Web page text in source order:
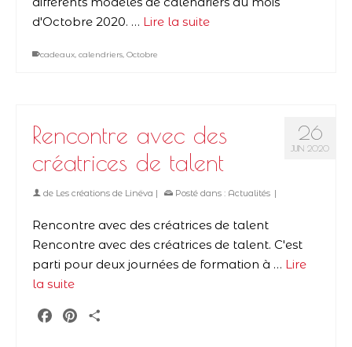
d'Octobre 2020. … Lire la suite
cadeaux, calendriers, Octobre
26
JUIN 2020
Rencontre avec des
créatrices de talent
de Les créations de Linëva | Posté dans : Actualités |
Rencontre avec des créatrices de talent
Rencontre avec des créatrices de talent. C'est
parti pour deux journées de formation à … Lire
la suite
FacebookPinterest